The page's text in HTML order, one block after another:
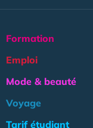
Formation
Emploi
Mode & beauté
Voyage
Tarif étudiant